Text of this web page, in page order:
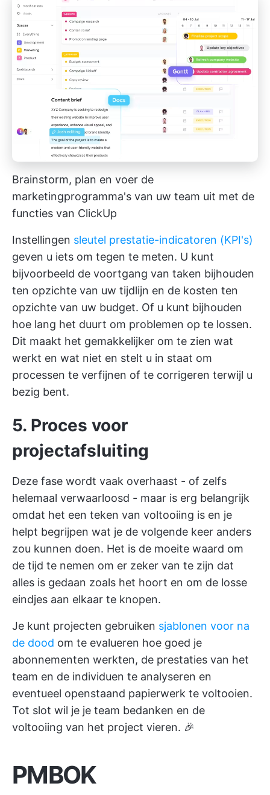
Brainstorm, plan en voer de
marketingprogramma's van uw team uit met de
functies van ClickUp
Instellingen sleutel prestatie-indicatoren (KPI's)
geven u iets om tegen te meten. U kunt
bijvoorbeeld de voortgang van taken bijhouden
ten opzichte van uw tijdlijn en de kosten ten
opzichte van uw budget. Of u kunt bijhouden
hoe lang het duurt om problemen op te lossen.
Dit maakt het gemakkelijker om te zien wat
werkt en wat niet en stelt u in staat om
processen te verfijnen of te corrigeren terwijl u
bezig bent.
5. Proces voor
projectafsluiting
Deze fase wordt vaak overhaast - of zelfs
helemaal verwaarloosd - maar is erg belangrijk
omdat het een teken van voltooiing is en je
helpt begrijpen wat je de volgende keer anders
zou kunnen doen. Het is de moeite waard om
de tijd te nemen om er zeker van te zijn dat
alles is gedaan zoals het hoort en om de losse
eindjes aan elkaar te knopen.
Je kunt projecten gebruiken sjablonen voor na
de dood om te evalueren hoe goed je
abonnementen werkten, de prestaties van het
team en de individuen te analyseren en
eventueel openstaand papierwerk te voltooien.
Tot slot wil je je team bedanken en de
voltooiing van het project vieren. 🎉
PMBOK